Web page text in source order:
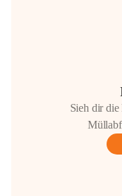
Sieh dir